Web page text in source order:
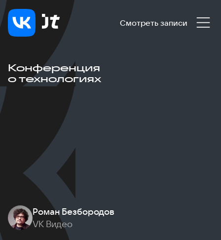
Смотреть записи
Конференция
о технологиях
Роман Безбородов
VK Видео